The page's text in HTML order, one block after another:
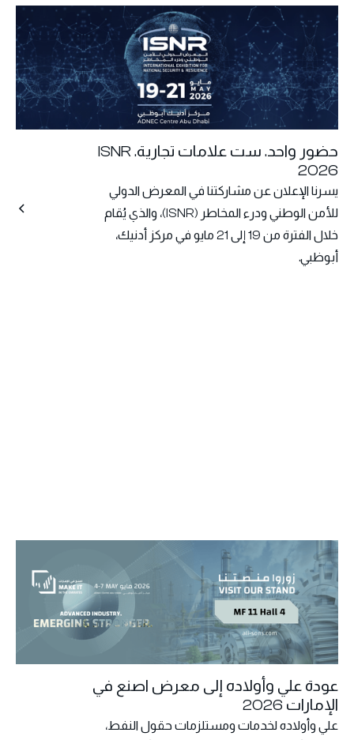
حضور واحد. ست علامات تجارية. ISNR
2026
يسرنا الإعلان عن مشاركتنا في المعرض الدولي
للأمن الوطني ودرء المخاطر (ISNR)، والذي يُقام
خلال الفترة من 19 إلى 21 مايو في مركز أدنيك،
أبوظبي.
عودة علي وأولاده إلى معرض اصنع في
الإمارات 2026
علي وأولاده لخدمات ومستلزمات حقول النفط،